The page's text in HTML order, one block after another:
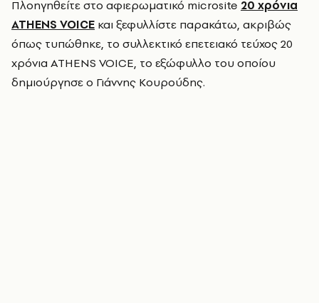
Πλοηγηθείτε στο αφιερωματικό microsite 20 χρόνια
ATHENS VOICE και ξεφυλλίστε παρακάτω, ακριβώς
όπως τυπώθηκε, το συλλεκτικό επετειακό τεύχος 20
χρόνια ATHENS VOICE, το εξώφυλλο του οποίου
δημιούργησε ο Γιάννης Κουρούδης.